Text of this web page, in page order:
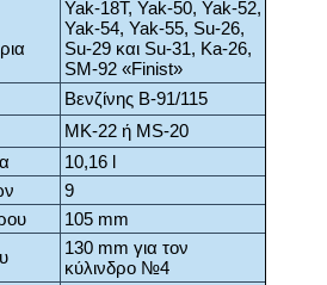
Yak-18T, Yak-50, Yak-52,
Yak-54, Yak-55, Su-26,
Su-29 και Su-31, Ka-26,
SM-92 «Finist»
Βενζίνης B-91/115
MK-22 ή MS-20
10,16 l
9
105 mm
130 mm για τον
κύλινδρο №4